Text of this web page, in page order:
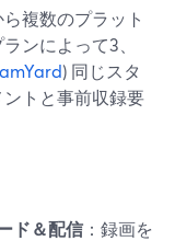
複数のプラット
ンによって3、
) 同じスタ
トと事前収録要
ド＆配信 ：録画を